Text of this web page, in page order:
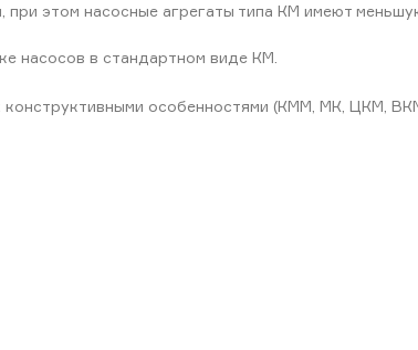
этом насосные агрегаты типа КМ имеют
насосов в стандартном виде КМ.
конструктивными особенностями (КММ, МК, ЦКМ,